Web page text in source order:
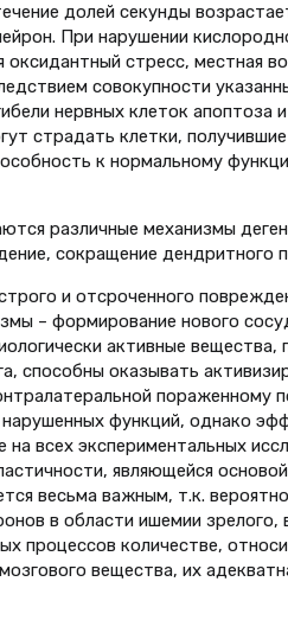
долей секунды
При нарушении
стресс, местная
совокупности
нервных клеток
страдать клетки,
к нормальному
различные механизмы
сокращение дендритного
и отсроченного
– формирование нового
активные
способны оказывать
пораженному
функций, однако
всех экспериментальных
являющейся
весьма важным, т.к.
в области ишемии
процессов количестве,
вещества, их